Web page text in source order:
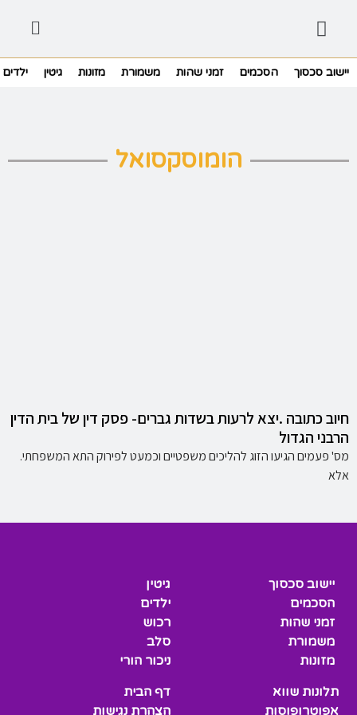
יישוב סכסוך הסכמים זמני שהות משמורת מזונות גיטין ילדים
הומוסקסואל
חיוב כתובה .יצא לרעות בשדות גברים- פסק דין של בית הדין
הרבני הגדול
מס' פעמים הגיעו הזוג להליכים משפטיים וכמעט לפירוק התא המשפחתי.
אלא
יישוב סכסוך
הסכמים
זמני שהות
משמורת
מזונות
גיטין
ילדים
רכוש
סלב
ניכור הורי
תלונות שווא
אפוטרופוסות
דף הבית
הצהרת נגישות